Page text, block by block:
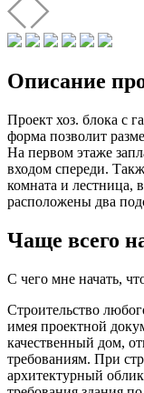
Описание
Проект хоз. блока с
форма позволит
На первом этаже
входом спереди.
комната и лестница,
расположены два
Чаще всего
С чего мне начать,
Строительство
имея проектной
качественный дом,
требованиям. При
архитектурный